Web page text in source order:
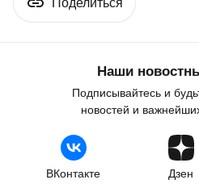
Поделиться
Наши
Подписывайтесь и
новостей и
ВКонтакте Дзен